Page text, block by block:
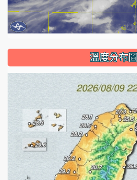
溫度分布圖